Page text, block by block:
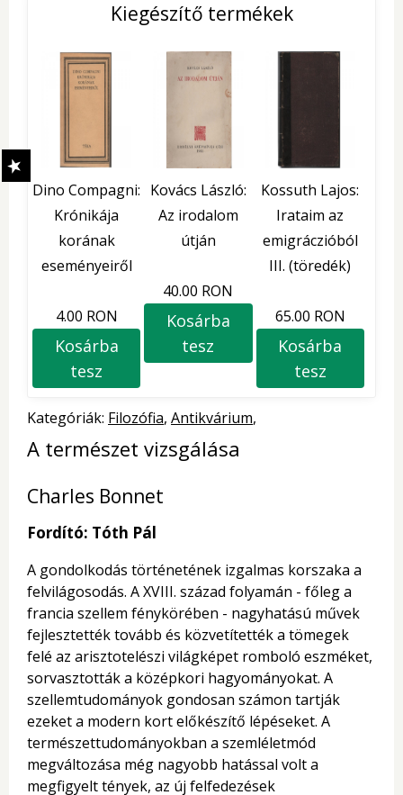
Kiegészítő termékek
Dino Compagni:
Krónikája
korának
eseményeiről
4.00 RON
Kosárba
tesz
Kovács László:
Az irodalom
útján
40.00 RON
Kosárba
tesz
Kossuth Lajos:
Irataim az
emigráczióból
III. (töredék)
65.00 RON
Kosárba
tesz
Kategóriák: Filozófia Antikvárium
A természet vizsgálása
Charles Bonnet
Fordító: Tóth Pál
A gondolkodás történetének izgalmas korszaka a
felvilágosodás. A XVIII. század folyamán - főleg a
francia szellem fénykörében - nagyhatású művek
fejlesztették tovább és közvetítették a tömegek
felé az arisztotelészi világképet romboló eszméket,
sorvasztották a középkori hagyományokat. A
szellemtudományok gondosan számon tartják
ezeket a modern kort előkészítő lépéseket. A
természettudományokban a szemléletmód
megváltozása még nagyobb hatással volt a
megfigyelt tények, az új felfedezések